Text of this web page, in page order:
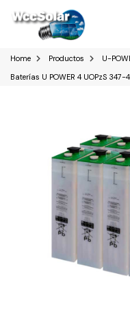
Home Productos
U-
Baterías U POWER 4 UOPzS